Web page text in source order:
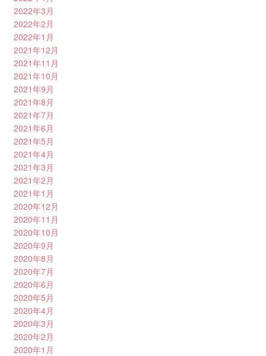
2022年3月
2022年2月
2022年1月
2021年12月
2021年11月
2021年10月
2021年9月
2021年8月
2021年7月
2021年6月
2021年5月
2021年4月
2021年3月
2021年2月
2021年1月
2020年12月
2020年11月
2020年10月
2020年9月
2020年8月
2020年7月
2020年6月
2020年5月
2020年4月
2020年3月
2020年2月
2020年1月